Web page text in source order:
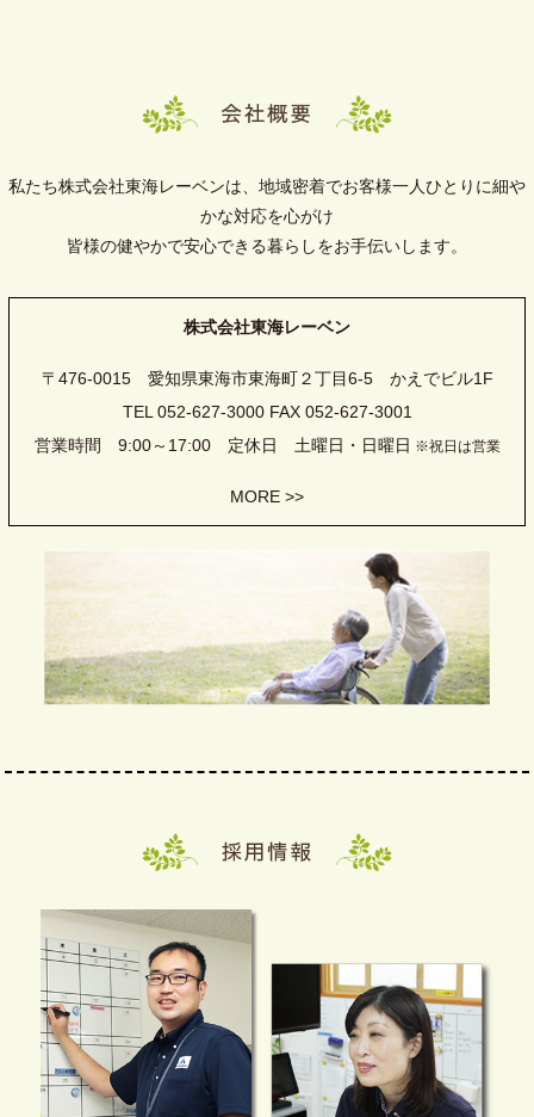
私たち株式会社東海レーベンは、地域密着でお客様一人ひとりに細や
かな対応を心がけ
皆様の健やかで安心できる暮らしをお手伝いします。
株式会社東海レーベン
〒476-0015 愛知県東海市東海町２丁目6-5 かえでビル1F
TEL 052-627-3000 FAX 052-627-3001
営業時間 9:00～17:00 定休日 土曜日・日曜日 ※祝日は営業
MORE >>